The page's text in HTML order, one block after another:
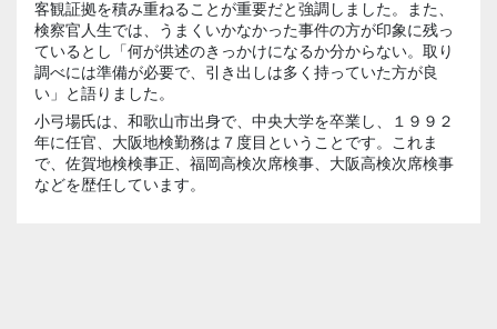
客観証拠を積み重ねることが重要だと強調しました。また、
検察官人生では、うまくいかなかった事件の方が印象に残っ
ているとし「何が供述のきっかけになるか分からない。取り
調べには準備が必要で、引き出しは多く持っていた方が良
い」と語りました。
小弓場氏は、和歌山市出身で、中央大学を卒業し、１９９２
年に任官、大阪地検勤務は７度目ということです。これま
で、佐賀地検検事正、福岡高検次席検事、大阪高検次席検事
などを歴任しています。